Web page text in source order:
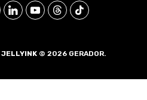
JELLYINK © 2026 GERADOR.